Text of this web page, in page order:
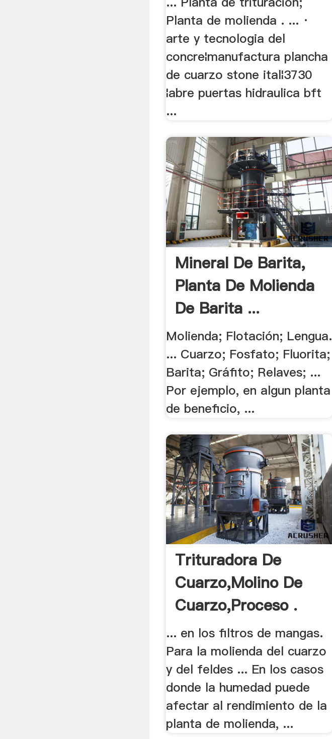
Planta de molienda . ... ·
arte y tecnologia del
concre¦manufactura plancha
de cuarzo stone ital¦3730
¦abre puertas hidraulica bft
...
Mineral De Barita,
Planta De Molienda
De Barita ...
Molienda; Flotación; Lengua.
... Cuarzo; Fosfato; Fluorita;
Barita; Gráfito; Relaves; ...
Por ejemplo, en algun planta
de beneficio, ...
Trituradora De
Cuarzo,Molino De
Cuarzo,Proceso .
... en los filtros de mangas.
Para la molienda del cuarzo
y del feldes ... En los casos
donde la humedad puede
afectar al rendimiento de la
planta de molienda, ...